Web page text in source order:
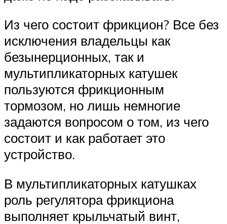
Из чего состоит фрикцион? Все без
исключения владельцы как
безынерционных, так и
мультипликаторных катушек
пользуются фрикционным
тормозом, но лишь немногие
задаются вопросом о том, из чего
состоит и как работает это
устройство.
В мультипликаторных катушках
роль регулятора фрикциона
выполняет крыльчатый винт,